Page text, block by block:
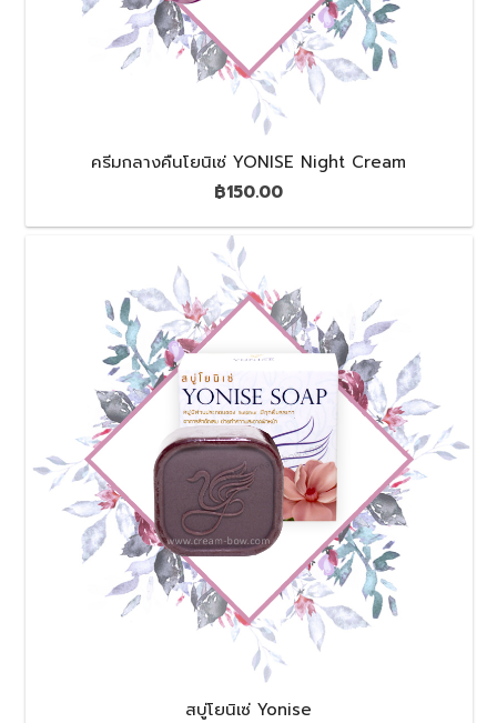
ครีมกลางคืนโยนิเซ่ YONISE Night Cream
฿150.00
สบู่โยนิเซ่ Yonise